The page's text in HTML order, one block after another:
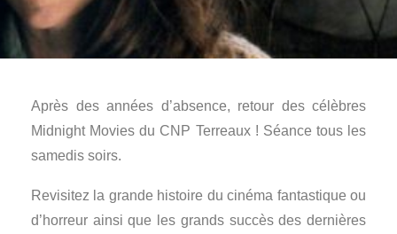
Après des années d’absence, retour des célèbres
Midnight Movies du CNP Terreaux ! Séance tous les
samedis soirs.
Revisitez la grande histoire du cinéma fantastique ou
d’horreur ainsi que les grands succès des dernières